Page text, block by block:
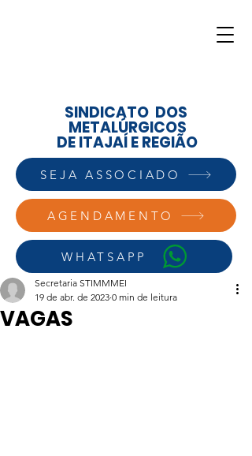
AGENDAMENTO
WHATSAPP
SINDICATO DOS
METALÚRGICOS
DE ITAJAÍ E REGIÃO
SEJA ASSOCIADO
VAGAS
Secretaria STIMMMEI
19 de abr. de 2023 0 min de leitura